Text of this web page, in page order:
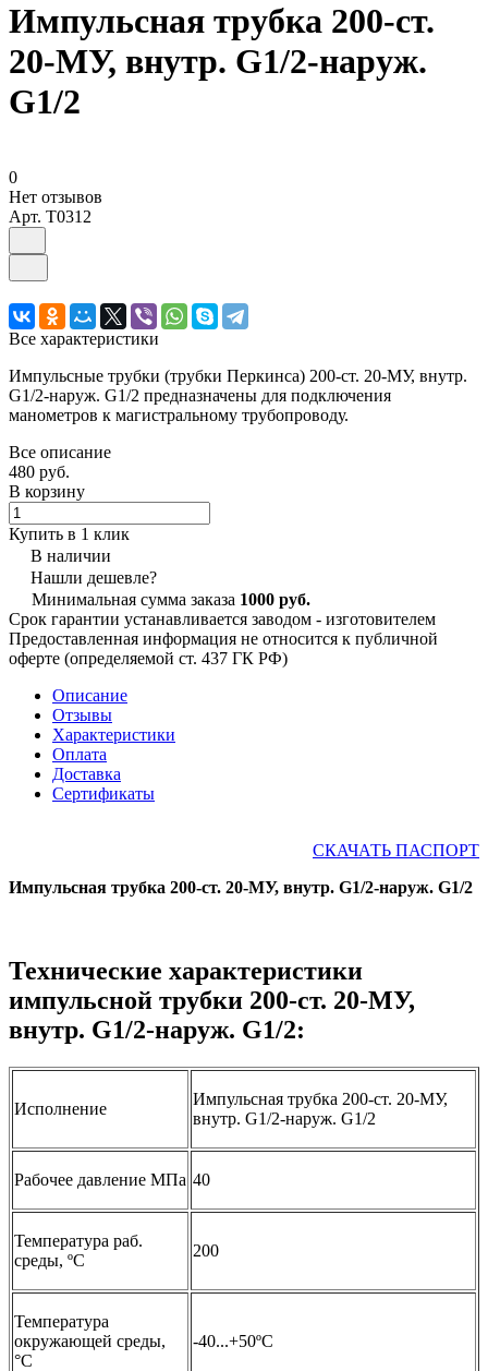
Импульсная трубка 200-ст.
20-МУ, внутр. G1/2-наруж.
G1/2
0
Нет отзывов
Арт. T0312
Все характеристики
Импульсные трубки (трубки Перкинса) 200-ст. 20-МУ, внутр.
G1/2-наруж. G1/2 предназначены для подключения
манометров к магистральному трубопроводу.
Все описание
480 руб.
В корзину
Купить в 1 клик
В наличии
Нашли дешевле?
Минимальная сумма заказа 1000 руб.
Срок гарантии устанавливается заводом - изготовителем
Предоставленная информация не относится к публичной
оферте (определяемой ст. 437 ГК РФ)
Описание
Отзывы
Характеристики
Оплата
Доставка
Сертификаты
СКАЧАТЬ ПАСПОРТ
Импульсная трубка 200-ст. 20-МУ, внутр. G1/2-наруж. G1/2
Технические характеристики
импульсной трубки 200-ст. 20-МУ,
внутр. G1/2-наруж. G1/2:
Исполнение
Импульсная трубка 200-ст. 20-МУ,
внутр. G1/2-наруж. G1/2
Рабочее давление МПа 40
Температура раб.
среды, ºС
200
Температура
окружающей среды,
°C
-40...+50ºС